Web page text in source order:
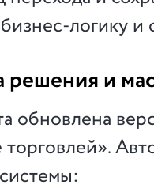
бизнес-логикуи
решения и
обновлена